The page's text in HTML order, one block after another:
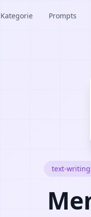
Kategorie Prompts
text-writing